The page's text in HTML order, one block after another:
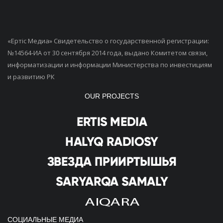
«Ертiс Медиа» Свидетельство о государственной регистрации:
№14564-ИА от 30 сентября 2014 года, выдано Комитетом связи,
информатизации и информации Министерства по инвестициям
и развитию РК
OUR PROJECTS
СОЦИАЛЬНЫЕ МЕДИА